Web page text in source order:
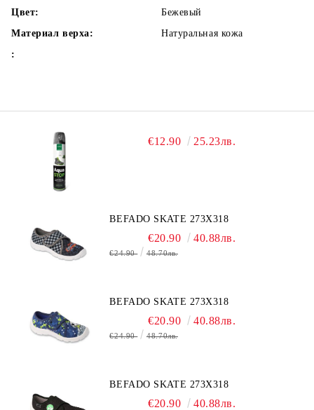
Цвет:
Бежевый
Материал верха:
Натуральная кожа
:
€12.90 25.23лв.
BEFADO SKATE 273X318
€20.90 40.88лв.
€24.90 48.70лв.
BEFADO SKATE 273X318
€20.90 40.88лв.
€24.90 48.70лв.
BEFADO SKATE 273X318
€20.90 40.88лв.